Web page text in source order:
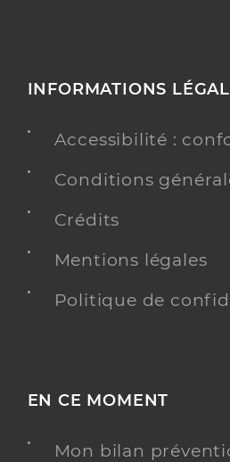
INFORMATIONS
Accessibilité :
Conditions
Crédits
Mentions légales
Politique de
EN CE MOMENT
Mon bilan